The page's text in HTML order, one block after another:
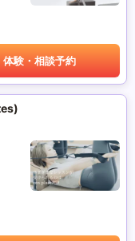
体験・相談予約